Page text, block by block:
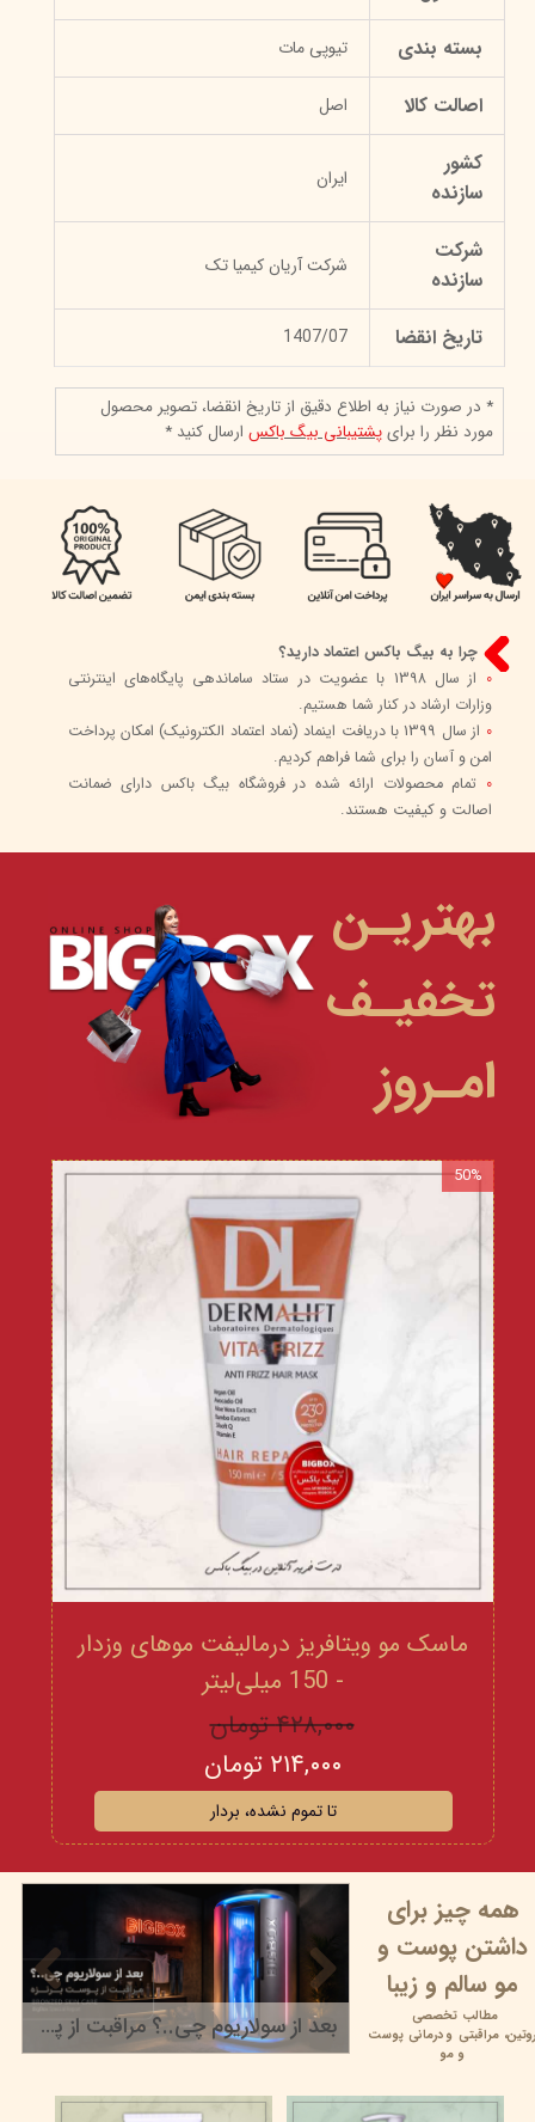
بسته بندی
تیوپی مات
اصالت کالا اصل
کشور
سازنده
ایران
شرکت
سازنده
شرکت آریان کیمیا تک
تاریخ انقضا 1407/07
* در صورت نیاز به اطلاع دقیق از تاریخ انقضا، تصویر محصول
مورد نظر را برایپشتیبانی بیگ باکسارسال کنید *
چرا به بیگ باکس اعتماد دارید؟
0
از سال 1398 با عضویت در ستاد ساماندهی پایگاه‌های اینترنتی
وزارات ارشاد در کنار شما هستیم.
0
از سال 1399 با دریافت اینماد (نماد اعتماد الکترونیک) امکان پرداخت
امن و آسان را برای شما فراهم کردیم.
0 تمام محصولات ارائه شده در فروشگاه بیگ باکس دارای ضمانت
اصالت و کیفیت هستند.
بهتریـن
تخفیـف
امـروز
ماسک مو ویتافریز درمالیفت موهای وزدار
- 150 میلی‌لیتر
۴۲۸,۰۰۰ تومان
۲۱۴,۰۰۰ تومان
تا تموم نشده، بردار
50%
بعد از سولاریوم چی..؟ مراقبت از پوست برنزه
همه چیز برای
داشتن پوست و
مو سالم و زیبا
روتین،مراقبتی ودرمانی پوست
و مو